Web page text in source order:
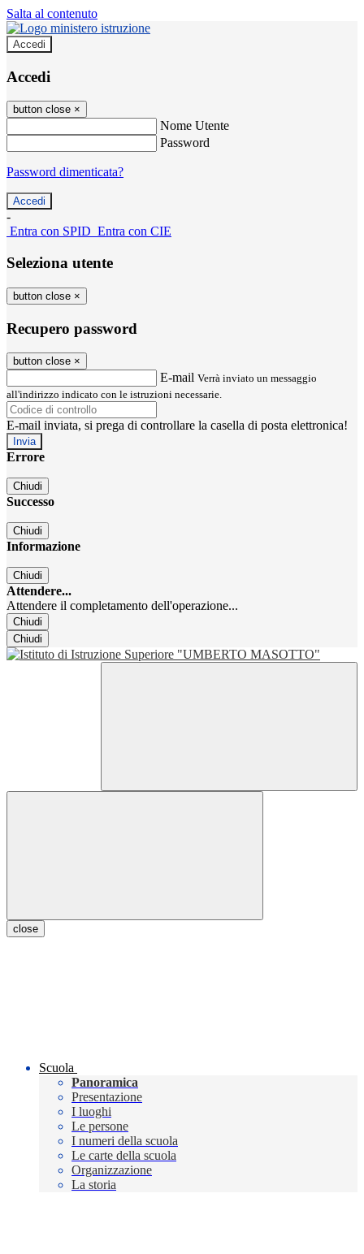
Salta al contenuto
Accedi
Accedi
button close ×
Nome Utente
Password
Password dimenticata?
-
Entra con SPID Entra con CIE
Seleziona utente
button close ×
Recupero password
button close ×
E-mail Verrà inviato un messaggio
all'indirizzo indicato con le istruzioni necessarie.
E-mail inviata, si prega di controllare la casella di posta elettronica!
Errore
Chiudi
Successo
Chiudi
Informazione
Chiudi
Attendere...
Attendere il completamento dell'operazione...
Chiudi
Chiudi
close
Scuola
Panoramica
Presentazione
I luoghi
Le persone
I numeri della scuola
Le carte della scuola
Organizzazione
La storia